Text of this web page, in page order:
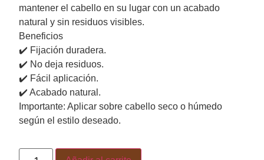
mantener el cabello en su lugar con un acabado
natural y sin residuos visibles.
Beneficios
✔️ Fijación duradera.
✔️ No deja residuos.
✔️ Fácil aplicación.
✔️ Acabado natural.
Importante: Aplicar sobre cabello seco o húmedo
según el estilo deseado.